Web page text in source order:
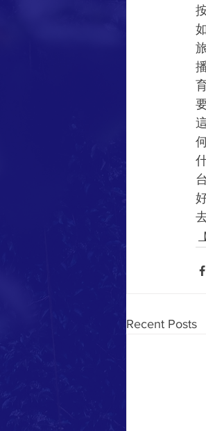
Recent Posts